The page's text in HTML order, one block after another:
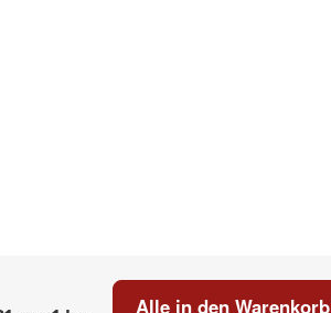
Alle in den Warenkorb